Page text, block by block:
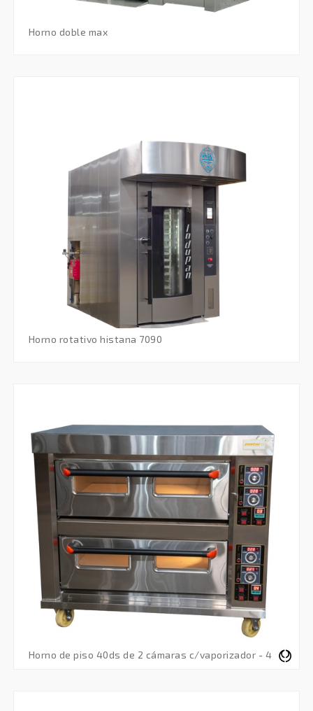
horno doble max
horno rotativo histana 7090
horno de piso 40ds de 2 cámaras c/vaporizador - 4 bandejas de 60x40 - trifásico 380v 50hz